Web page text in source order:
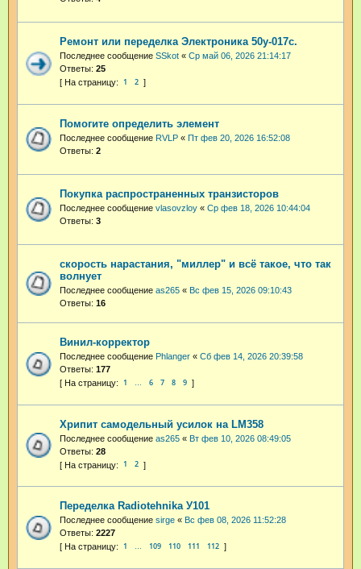
Ремонт или переделка Электроника 50у-017с.
Последнее сообщение SSkot « Ср май 06, 2026 21:14:17
Ответы: 25
1 2
Помогите определить элемент
Последнее сообщение RVLP « Пт фев 20, 2026 16:52:08
Ответы: 2
Покупка распространенных транзисторов
Последнее сообщение vlasovzloy « Ср фев 18, 2026 10:44:04
Ответы: 3
скорость нарастания, "миллер" и всё такое, что так
волнует
Последнее сообщение as265 « Вс фев 15, 2026 09:10:43
Ответы: 16
Винил-корректор
Последнее сообщение Phlanger « Сб фев 14, 2026 20:39:58
Ответы: 177
1 … 6 7 8 9
Хрипит самодельный усилок на LM358
Последнее сообщение as265 « Вт фев 10, 2026 08:49:05
Ответы: 28
1 2
Переделка Radiotehnika У101
Последнее сообщение sirge « Вс фев 08, 2026 11:52:28
Ответы: 2227
1 … 109 110 111 112